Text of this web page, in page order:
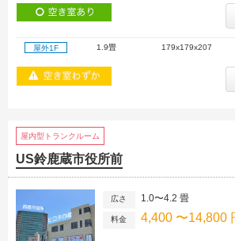
屋外1F 1.9畳 179x179x207
屋内型トランクルーム
US鈴鹿蔵市役所前
広さ 1.0〜4.2 畳
料金 4,400 〜14,800